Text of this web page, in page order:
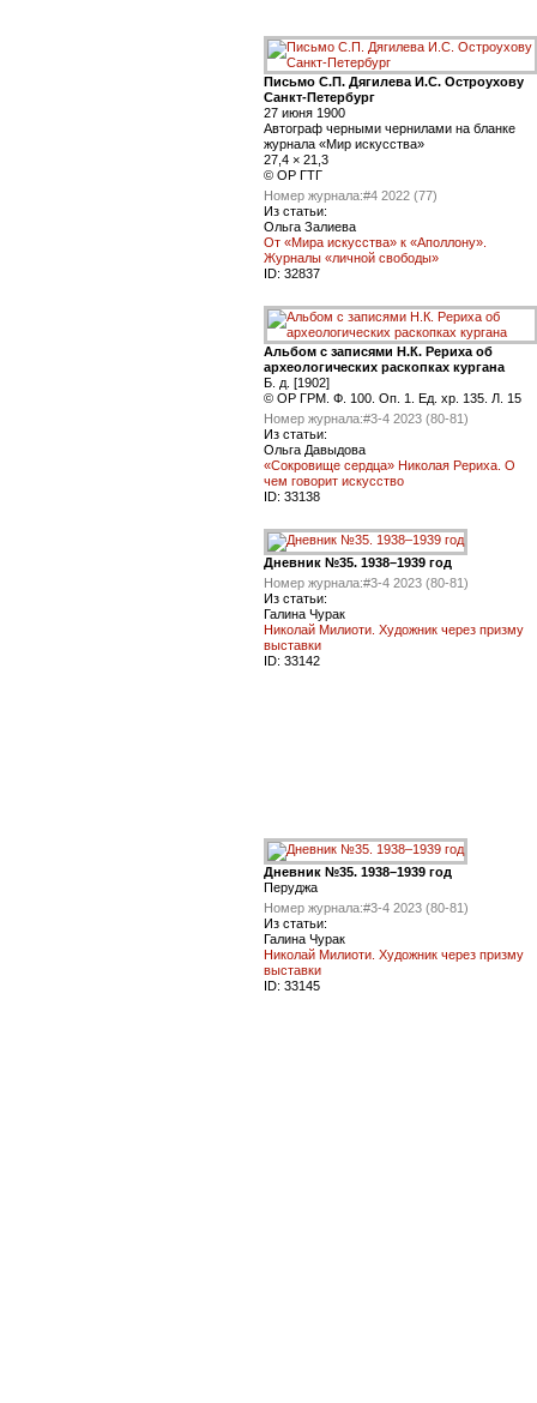
Письмо С.П. Дягилева И.С. Остроухову
Санкт-Петербург
27 июня 1900
Автограф черными чернилами на бланке
журнала «Мир искусства»
27,4 × 21,3
© ОР ГТГ
Номер журнала:#4 2022 (77)
Из статьи:
Ольга Залиева
От «Мира искусства» к «Аполлону».
Журналы «личной свободы»
ID: 32837
Альбом с записями Н.К. Рериха об
археологических раскопках кургана
Б. д. [1902]
© ОР ГРМ. Ф. 100. Оп. 1. Ед. хр. 135. Л. 15
Номер журнала:#3-4 2023 (80-81)
Из статьи:
Ольга Давыдова
«Сокровище сердца» Николая Рериха. О
чем говорит искусство
ID: 33138
Дневник №35. 1938–1939 год
Номер журнала:#3-4 2023 (80-81)
Из статьи:
Галина Чурак
Николай Милиоти. Художник через призму
выставки
ID: 33142
Дневник №35. 1938–1939 год
Перуджа
Номер журнала:#3-4 2023 (80-81)
Из статьи:
Галина Чурак
Николай Милиоти. Художник через призму
выставки
ID: 33145